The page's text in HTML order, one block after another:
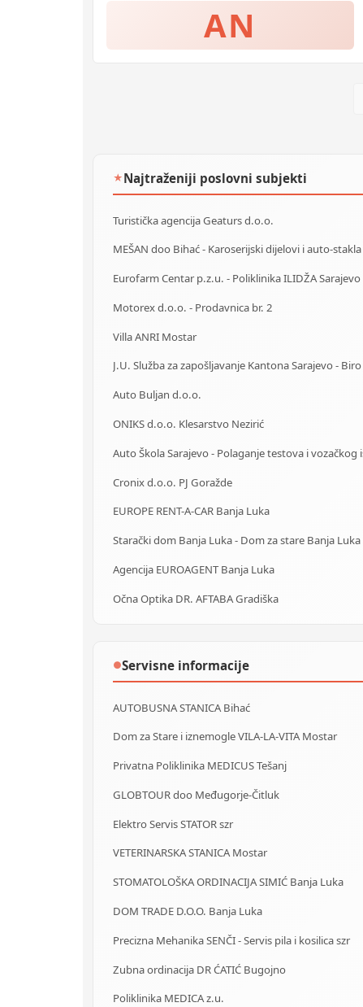
AN
★Najtraženiji poslovni subjekti
Turistička agencija Geaturs d.o.o.
MEŠAN doo Bihać - Karoserijski dijelovi i auto-stakla
Eurofarm Centar p.z.u. - Poliklinika ILIDŽA Sarajevo
Motorex d.o.o. - Prodavnica br. 2
Villa ANRI Mostar
Auto Buljan d.o.o.
ONIKS d.o.o. Klesarstvo Nezirić
Cronix d.o.o. PJ Goražde
EUROPE RENT-A-CAR Banja Luka
Agencija EUROAGENT Banja Luka
Očna Optika DR. AFTABA Gradiška
●Servisne informacije
AUTOBUSNA STANICA Bihać
Dom za Stare i iznemogle VILA-LA-VITA Mostar
Privatna Poliklinika MEDICUS Tešanj
GLOBTOUR doo Međugorje-Čitluk
Elektro Servis STATOR szr
VETERINARSKA STANICA Mostar
STOMATOLOŠKA ORDINACIJA SIMIĆ Banja Luka
DOM TRADE D.O.O. Banja Luka
Precizna Mehanika SENČI - Servis pila i kosilica szr
Zubna ordinacija DR ĆATIĆ Bugojno
Poliklinika MEDICA z.u.